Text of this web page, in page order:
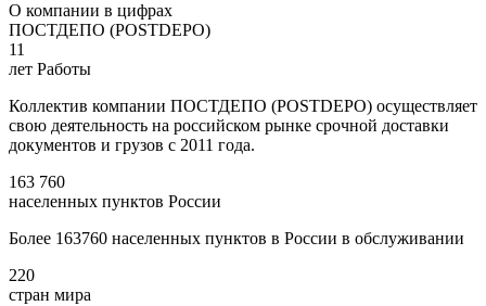
О компании в цифрах
ПОСТДЕПО (POSTDEPO)
11
лет Работы
Коллектив компании ПОСТДЕПО (POSTDEPO) осуществляет
свою деятельность на российском рынке срочной доставки
документов и грузов с 2011 года.
163 760
населенных пунктов России
Более 163760 населенных пунктов в России в обслуживании
220
стран мира